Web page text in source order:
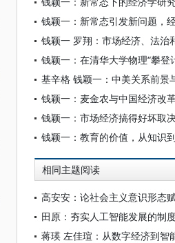
钱颖一 罗翔：市场经济、法治
钱颖一：麦金农与中国经济改
钱颖一：市场经济搞得好坏取
钱颖一：教育的价值，从知识
相同主题阅读
田原：夯实人工智能发展的制